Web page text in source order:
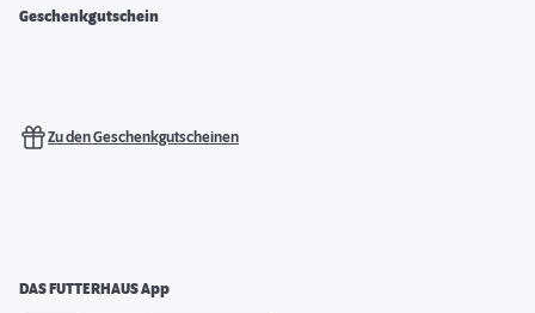
Geschenkgutschein
Zu den Geschenkgutscheinen
DAS FUTTERHAUS App